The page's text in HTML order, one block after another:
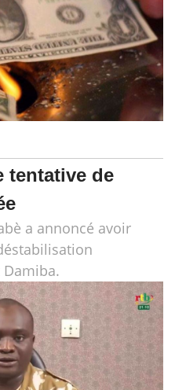
tentative de
a annoncé avoir